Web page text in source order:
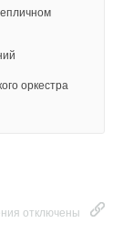
оркестра
отключены